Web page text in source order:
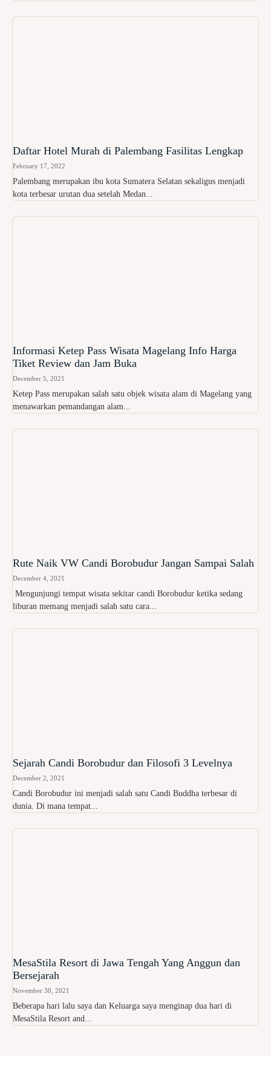
Daftar Hotel Murah di Palembang Fasilitas Lengkap
February 17, 2022
Palembang merupakan ibu kota Sumatera Selatan sekaligus menjadi
kota terbesar urutan dua setelah Medan...
Informasi Ketep Pass Wisata Magelang Info Harga
Tiket Review dan Jam Buka
December 5, 2021
Ketep Pass merupakan salah satu objek wisata alam di Magelang yang
menawarkan pemandangan alam...
Rute Naik VW Candi Borobudur Jangan Sampai Salah
December 4, 2021
Mengunjungi tempat wisata sekitar candi Borobudur ketika sedang
liburan memang menjadi salah satu cara...
Sejarah Candi Borobudur dan Filosofi 3 Levelnya
December 2, 2021
Candi Borobudur ini menjadi salah satu Candi Buddha terbesar di
dunia. Di mana tempat...
MesaStila Resort di Jawa Tengah Yang Anggun dan
Bersejarah
November 30, 2021
Beberapa hari lalu saya dan Keluarga saya menginap dua hari di
MesaStila Resort and...